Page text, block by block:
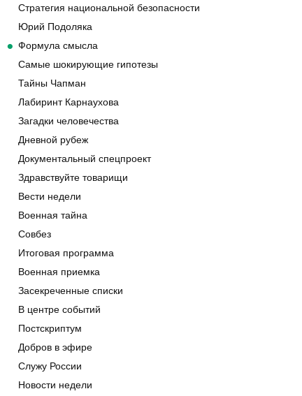
Стратегия национальной безопасности
Юрий Подоляка
Формула смысла
Самые шокирующие гипотезы
Тайны Чапман
Лабиринт Карнаухова
Загадки человечества
Дневной рубеж
Документальный спецпроект
Здравствуйте товарищи
Вести недели
Военная тайна
Совбез
Итоговая программа
Военная приемка
Засекреченные списки
В центре событий
Постскриптум
Добров в эфире
Служу России
Новости недели